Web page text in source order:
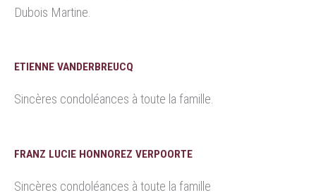
Dubois Martine.
ETIENNE VANDERBREUCQ
Sincères condoléances à toute la famille.
FRANZ LUCIE HONNOREZ VERPOORTE
Sincères condoléances à toute la famille